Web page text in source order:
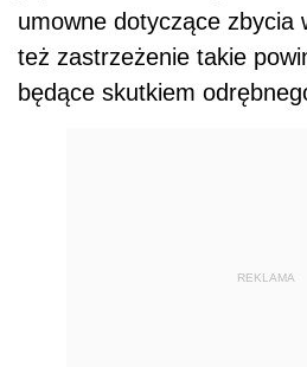
umowne dotyczące zbycia
też zastrzeżenie takie
będące skutkiem
REKLAMA